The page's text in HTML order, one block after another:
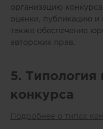
организацию
оценки, публикацию
также обеспечение
авторских прав.
5. Типология
конкурса
Подробнее о типах